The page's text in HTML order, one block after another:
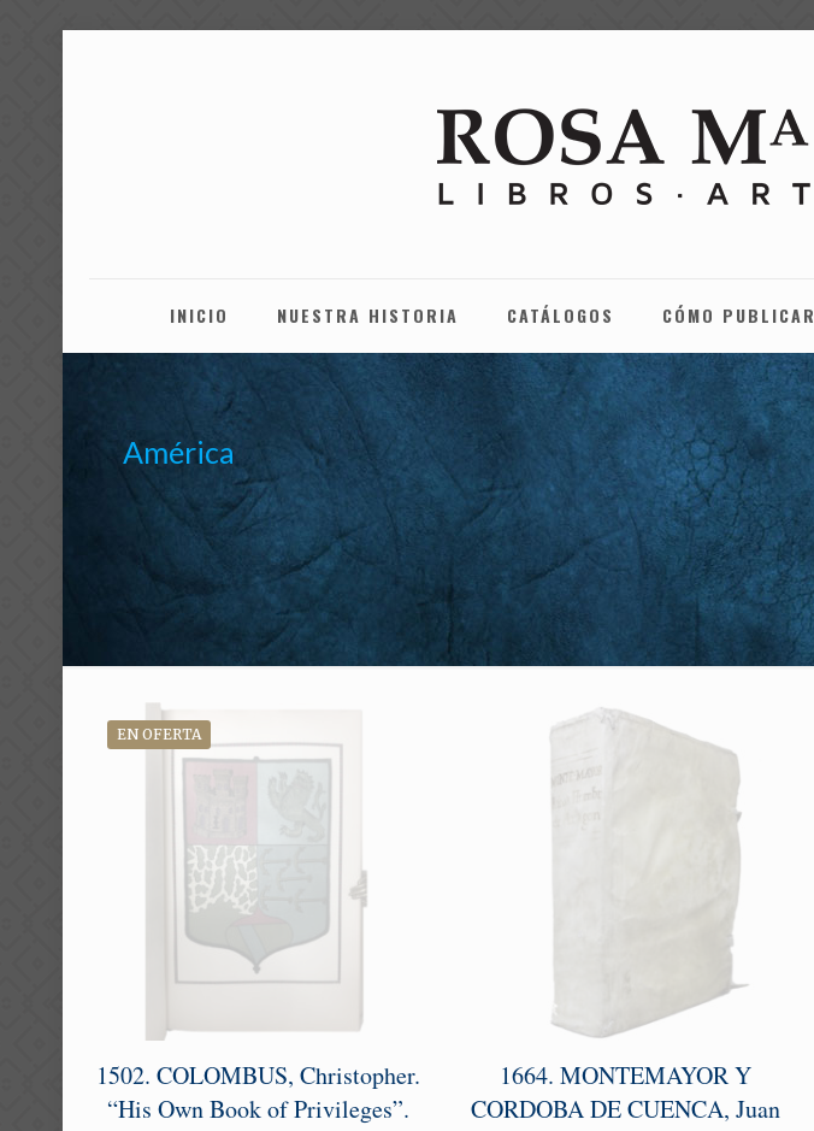
INICIO NUESTRA HISTORIA CATÁLOGOS CÓMO PUBLICAR
América
EN OFERTA
1502. COLOMBUS, Christopher.
“His Own Book of Privileges”.
1664. MONTEMAYOR Y
CORDOBA DE CUENCA, Juan